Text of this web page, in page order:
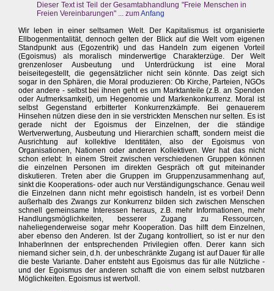
Dieser Text ist Teil der Gesamtabhandlung "Freie Menschen in
Freien Vereinbarungen" ... zumAnfang
Wir leben in einer seltsamen Welt. Der Kapitalismus ist organisierte
Ellbogenmentalität, dennoch gelten der Blick auf die Welt vom eigenen
Standpunkt aus (Egozentrik) und das Handeln zum eigenen Vorteil
(Egoismus) als moralisch minderwertige Charakterzüge. Der Welt
grenzenloser Ausbeutung und Unterdrückung ist eine Moral
beiseitegestellt, die gegensätzlicher nicht sein könnte. Das zeigt sich
sogar in den Sphären, die Moral produzieren: Ob Kirche, Parteien, NGOs
oder andere - selbst bei ihnen geht es um Marktanteile (z.B. an Spenden
oder Aufmerksamkeit), um Hegenomie und Markenkonkurrenz. Moral ist
selbst Gegenstand erbitterter Konkurrenzkämpfe. Bei genauerem
Hinsehen nützen diese den in sie verstrickten Menschen nur selten. Es ist
gerade nicht der Egoismus der Einzelnen, der die ständige
Wertverwertung, Ausbeutung und Hierarchien schafft, sondern meist die
Ausrichtung auf kollektive Identitäten, also der Egoismus von
Organisationen, Nationen oder anderen Kollektiven. Wer hat das nicht
schon erlebt: In einem Streit zwischen verschiedenen Gruppen können
die einzelnen Personen im direkten Gespräch oft gut miteinander
diskutieren. Treten aber die Gruppen im Gruppenzusammenhang auf,
sinkt die Kooperations- oder auch nur Verständigungschance. Genau weil
die Einzelnen dann nicht mehr egoistisch handeln, ist es vorbei! Denn
außerhalb des Zwangs zur Konkurrenz bilden sich zwischen Menschen
schnell gemeinsame Interessen heraus, z.B. mehr Informationen, mehr
Handlungsmöglichkeiten, besserer Zugang zu Ressourcen,
naheliegenderweise sogar mehr Kooperation. Das hilft dem Einzelnen,
aber ebenso den Anderen. Ist der Zugang kontrolliert, so ist er nur den
InhaberInnen der entsprechenden Privilegien offen. Derer kann sich
niemand sicher sein, d.h. der unbeschränkte Zugang ist auf Dauer für alle
die beste Variante. Daher entsteht aus Egoismus das für alle Nützliche -
und der Egoismus der anderen schafft die von einem selbst nutzbaren
Möglichkeiten. Egoismus ist wertvoll.